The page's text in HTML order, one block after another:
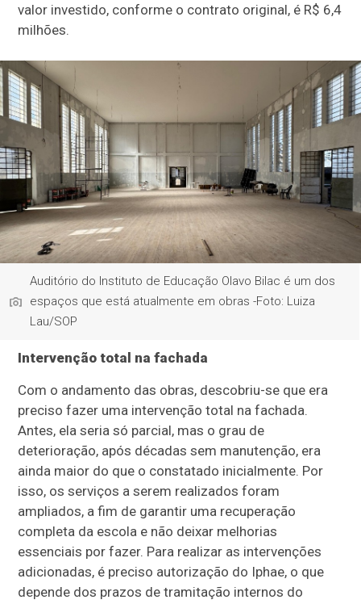
valor investido, conforme o contrato original, é R$ 6,4
milhões.
Auditório do Instituto de Educação Olavo Bilac é um dos
espaços que está atualmente em obras -Foto: Luiza
Lau/SOP
Intervenção total na fachada
Com o andamento das obras, descobriu-se que era
preciso fazer uma intervenção total na fachada.
Antes, ela seria só parcial, mas o grau de
deterioração, após décadas sem manutenção, era
ainda maior do que o constatado inicialmente. Por
isso, os serviços a serem realizados foram
ampliados, a fim de garantir uma recuperação
completa da escola e não deixar melhorias
essenciais por fazer. Para realizar as intervenções
adicionadas, é preciso autorização do Iphae, o que
depende dos prazos de tramitação internos do